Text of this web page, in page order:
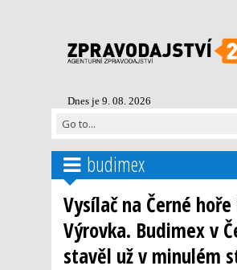
Dnes je 9. 08. 2026
budimex
Vysílač na Černé
Výrovka. Budimex v
stavěl už v minulém